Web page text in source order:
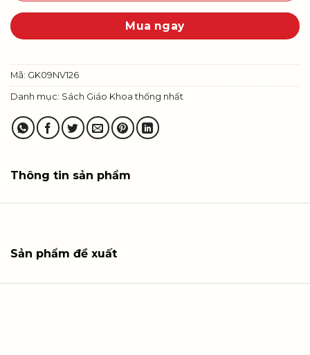
Mua ngay
Mã: GK09NV126
Danh mục: Sách Giáo Khoa thống nhất
Thông tin sản phẩm
Sản phẩm đề xuất